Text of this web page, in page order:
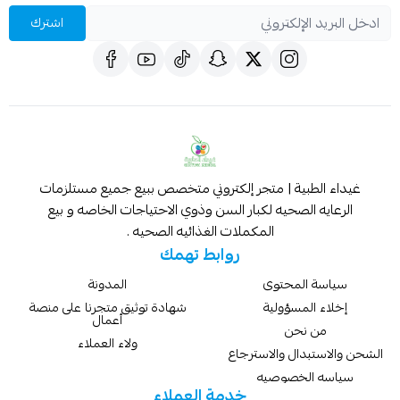
اشترك
غيداء الطبية | متجر إلكتروني متخصص ببيع جميع مستلزمات
الرعايه الصحيه لكبار السن وذوي الاحتياجات الخاصه و بيع
المكملات الغذائيه الصحيه .
روابط تهمك
سياسة المحتوى
إخلاء المسؤولية
من نحن
الشحن والاستبدال والاسترجاع
سياسه الخصوصيه
المدونة
شهادة توثيق متجرنا على منصة
أعمال
ولاء العملاء